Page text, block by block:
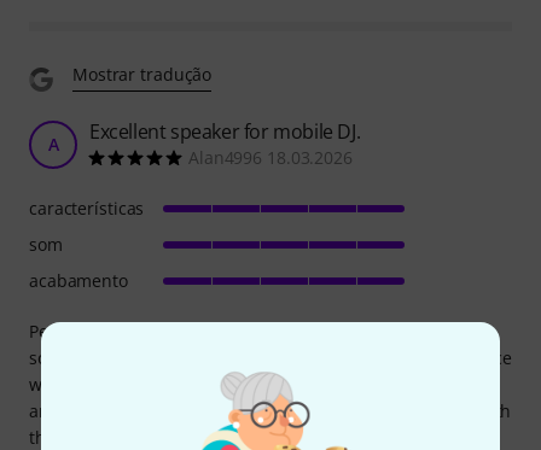
Mostrar tradução
A Excellent speaker for mobile DJ.
Alan4996 18.03.2026
Perfect for me as an aging DJ in my late 50's, wanted
something more compact but with enough power and a nice
warm tone. I use them on their own without a subwoofer
and the bass output is fine for every venue I perform in with
the boost button on. They sound absolutely spot on with
características
som
acabamento